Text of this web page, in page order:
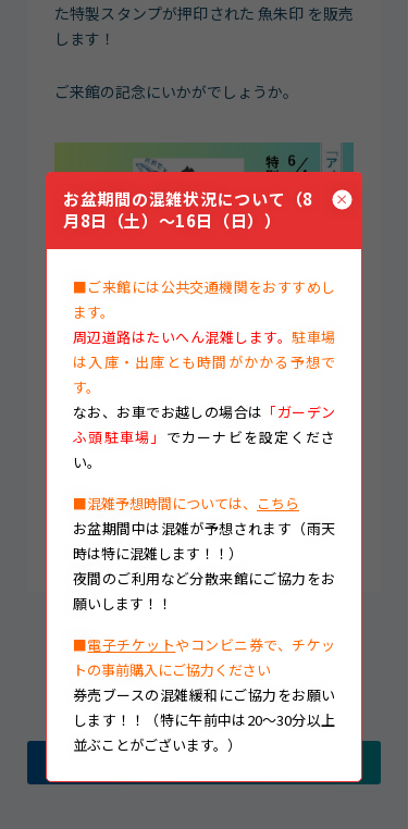
た特製スタンプが押印された 魚朱印 を販売
します！
ご来館の記念にいかがでしょうか。
○注意事項
※「魚朱印」のご購入には名古屋港水族館
に入館いただく必要があります。
記事一覧に戻る
お盆期間の混雑状況について（8
月8日（土）～16日（日））
■ご来館には公共交通機関をおすすめし
ます。
周辺道路はたいへん混雑します。駐車場
は入庫・出庫とも時間がかかる予想で
す。
なお、 お車でお越しの場合は 「ガーデン
ふ頭駐車場」 でカーナビを設定くださ
い。
■混雑予想時間については、 こちら
お盆期間中は混雑が予想されます（雨天
時は特に混雑します！！）
夜間のご利用など分散来館にご協力をお
願いします！！
■電子チケットやコンビニ券で、チケッ
トの事前購入にご協力ください
券売ブースの混雑緩和にご協力をお願い
します！！（特に午前中は20～30分以上
並ぶことがございます。）